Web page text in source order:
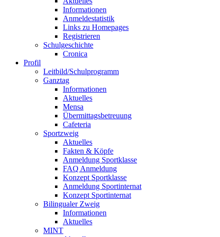
Informationen
Anmeldestatistik
Links zu Homepages
Registrieren
Schulgeschichte
Cronica
Profil
Leitbild/Schulprogramm
Ganztag
Informationen
Aktuelles
Mensa
Übermittagsbetreuung
Cafeteria
Sportzweig
Aktuelles
Fakten & Köpfe
Anmeldung Sportklasse
FAQ Anmeldung
Konzept Sportklasse
Anmeldung Sportinternat
Konzept Sportinternat
Bilingualer Zweig
Informationen
Aktuelles
MINT